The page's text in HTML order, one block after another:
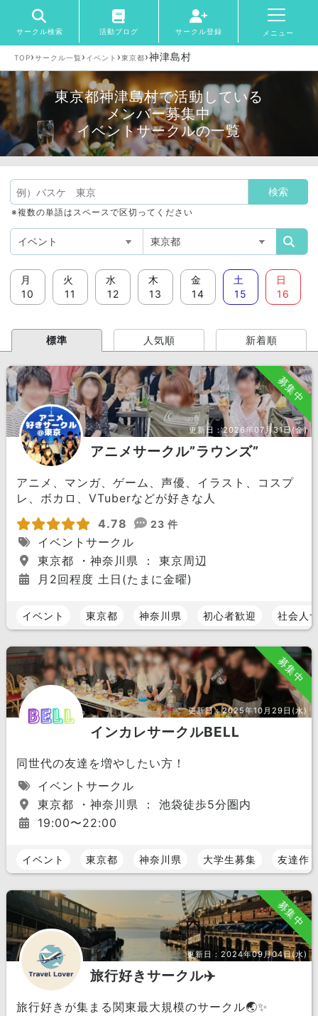
サークル検索 活動ブログ サークル登録 メニュー
TOP›サークル一覧 › イベント ›東京都›神津島村
東京都神津島村で活動している
メンバー募集中
イベントサークルの一覧
※複数の単語はスペースで区切ってください
月
10
火
11
水
12
木
13
金
14
土
15
日
16
標準 人気順 新着順
募集中
更新日：2026年07月31日(金)
アニメサークル”ラウンズ”
アニメ、マンガ、ゲーム、声優、イラスト、コスプ
レ、ボカロ、VTuberなどが好きな人
4.78
23 件
イベントサークル
東京都 ・神奈川県 ： 東京周辺
月2回程度 土日(たまに金曜)
イベント 東京都 神奈川県 初心者歓迎 社会人
募集中
更新日：2025年10月29日(水)
インカレサークルBELL
同世代の友達を増やしたい方！
イベントサークル
東京都 ・神奈川県 ： 池袋徒歩5分圏内
19:00〜22:00
イベント 東京都 神奈川県 大学生募集 友達作
募集中
更新日：2024年09月04日(水)
旅行好きサークル✈️
旅行好きが集まる関東最大規模のサークル🌏✨